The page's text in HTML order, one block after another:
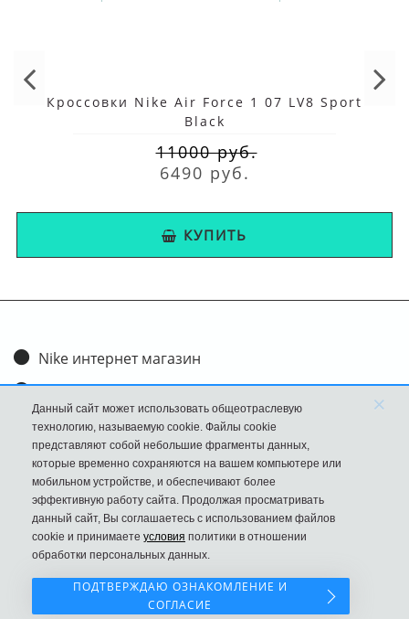
Кроссовки Nike Air Force 1 07 LV8 Sport
Black
11000 руб.
6490 руб.
КУПИТЬ
Nike интернет магазин
Доставка и оплата
Обмен и возврат
Размеры
FAQ
Новости
Политика Конфиденциальности
Данный сайт может использовать общеотраслевую
технологию, называемую cookie. Файлы cookie
представляют собой небольшие фрагменты данных,
которые временно сохраняются на вашем компьютере или
мобильном устройстве, и обеспечивают более
эффективную работу сайта. Продолжая просматривать
данный сайт, Вы соглашаетесь с использованием файлов
cookie и принимаете условия политики в отношении
обработки персональных данных.
×
ПОДТВЕРЖДАЮ ОЗНАКОМЛЕНИЕ И
СОГЛАСИЕ